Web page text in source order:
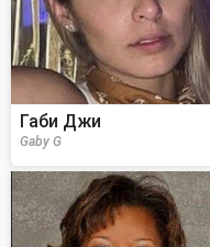
Габи Джи
Gaby G